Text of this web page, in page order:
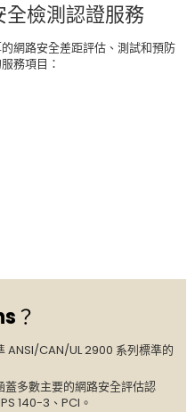
檢測認證服務
網路安全差距評估、測試和預防
務項目：
？
ANSI/CAN/UL 2900 系列標準的
多數主要的網路安全評估認
140-3、PCI。